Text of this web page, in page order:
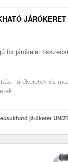
fix járókeret
járókeretek és
járókeret